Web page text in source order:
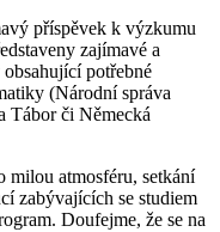
příspěvek k výzkumu
zajímavé a
potřebné
(Národní správa
Tábor či Německá
milou atmosféru, setkání
zabývajících se studiem
Doufejme, že se na